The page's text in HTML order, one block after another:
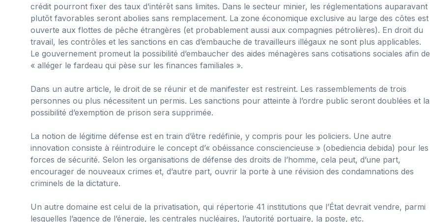
crédit pourront fixer des taux d’intérêt sans limites. Dans le secteur minier, les réglementations auparavant
plutôt favorables seront abolies sans remplacement. La zone économique exclusive au large des côtes est
ouverte aux flottes de pêche étrangères (et probablement aussi aux compagnies pétrolières). En droit du
travail, les contrôles et les sanctions en cas d’embauche de travailleurs illégaux ne sont plus applicables.
Le gouvernement promeut la possibilité d’embaucher des aides ménagères sans cotisations sociales afin de
« alléger le fardeau qui pèse sur les finances familiales ».
Dans un autre article, le droit de se réunir et de manifester est restreint. Les rassemblements de trois
personnes ou plus nécessitent un permis. Les sanctions pour atteinte à l’ordre public seront doublées et la
possibilité d’exemption de prison sera supprimée.
La notion de légitime défense est en train d’être redéfinie, y compris pour les policiers. Une autre
innovation consiste à réintroduire le concept d’« obéissance consciencieuse » (obediencia debida) pour les
forces de sécurité. Selon les organisations de défense des droits de l’homme, cela peut, d’une part,
encourager de nouveaux crimes et, d’autre part, ouvrir la porte à une révision des condamnations des
criminels de la dictature.
Un autre domaine est celui de la privatisation, qui répertorie 41 institutions que l’État devrait vendre, parmi
lesquelles l’agence de l’énergie, les centrales nucléaires, l’autorité portuaire, la poste, etc.